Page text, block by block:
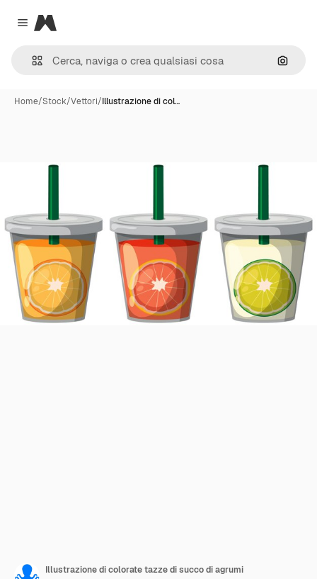
Close menu
Magnific
Cerca
Home/Stock/Vettori/Illustrazione di col…
Illustrazione di colorate tazze di succo di agrumi